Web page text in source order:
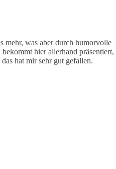
mehr, was aber durch humorvolle
hier allerhand präsentiert,
hat mir sehr gut gefallen.